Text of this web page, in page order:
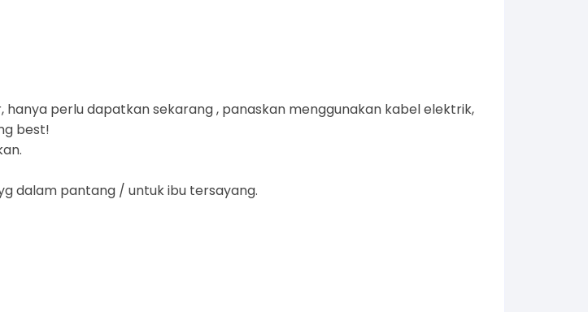
perlu dapatkan sekarang , panaskan menggunakan kabel elektrik,
best!
dalam pantang / untuk ibu tersayang.